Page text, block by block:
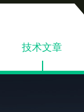
技术文章